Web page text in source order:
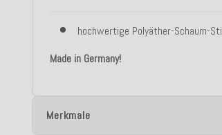
hochwertige Polyäther-Schaum-
Made in Germany!
Merkmale